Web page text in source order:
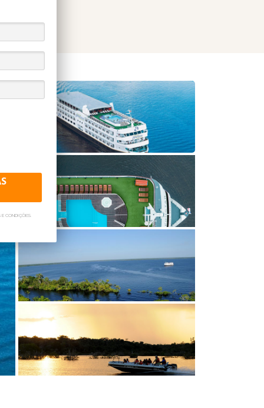
pois o navio conta com ótima
principal e outro no deck, ampla
e cabine de massagem, além de
capacidade para até 150 pessoas. Todas
Expedition oferece um jantar de
no sistema All Inclusive, que inclui
em diversas áreas do navio,
o restaurante. Nesta noite, o chef
amazônica.
do navio é observar o fantástico
e Negro apreciando o belo nascer do
dos hóspedes, o Grand
sala com vista para o rio, que oferece
com óleos especiais, entre opções
de 8 anos.
banheiro e varanda privativa (23m²),
CONDIÇÕES.